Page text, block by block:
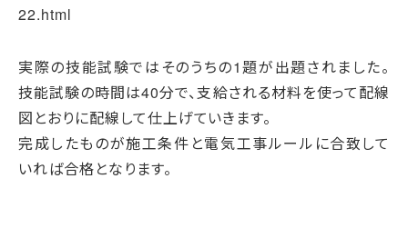
22.html
実際の技能試験ではそのうちの1題が出題されました。
技能試験の時間は40分で、支給される材料を使って配線
図とおりに配線して仕上げていきます。
完成したものが施工条件と電気工事ルールに合致して
いれば合格となります。